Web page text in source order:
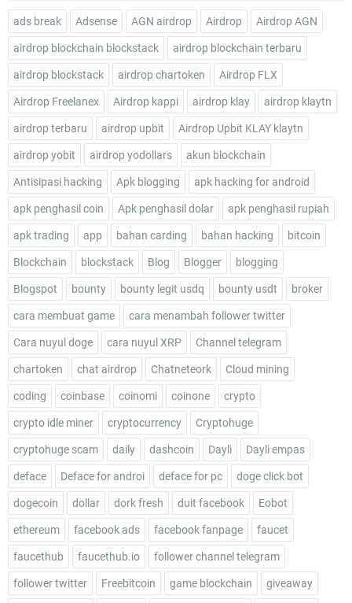
ads break Adsense AGN airdrop Airdrop Airdrop AGN
airdrop blockchain blockstack airdrop blockchain terbaru
airdrop blockstack airdrop chartoken Airdrop FLX
Airdrop Freelanex Airdrop kappi airdrop klay airdrop klaytn
airdrop terbaru airdrop upbit Airdrop Upbit KLAY klaytn
airdrop yobit airdrop yodollars akun blockchain
Antisipasi hacking Apk blogging apk hacking for android
apk penghasil coin Apk penghasil dolar apk penghasil rupiah
apk trading app bahan carding bahan hacking bitcoin
Blockchain blockstack Blog Blogger blogging
Blogspot bounty bounty legit usdq bounty usdt broker
cara membuat game cara menambah follower twitter
Cara nuyul doge cara nuyul XRP Channel telegram
chartoken chat airdrop Chatneteork Cloud mining
coding coinbase coinomi coinone crypto
crypto idle miner cryptocurrency Cryptohuge
cryptohuge scam daily dashcoin Dayli Dayli empas
deface Deface for androi deface for pc doge click bot
dogecoin dollar dork fresh duit facebook Eobot
ethereum facebook ads facebook fanpage faucet
faucethub faucethub.io follower channel telegram
follower twitter Freebitcoin game blockchain giveaway